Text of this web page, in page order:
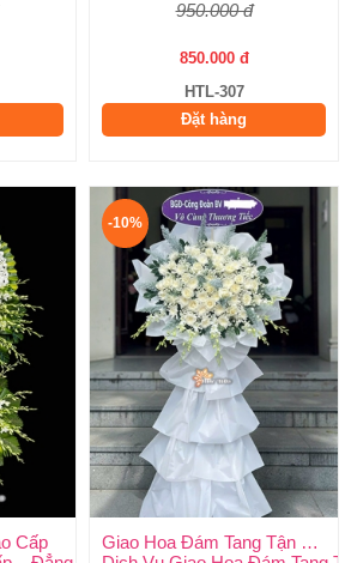
950.000 đ
850.000 đ
HTL-307
Đặt hàng
Cấp
-10%
Giao Hoa Đám Tang Tận Nơi Toàn Quốc